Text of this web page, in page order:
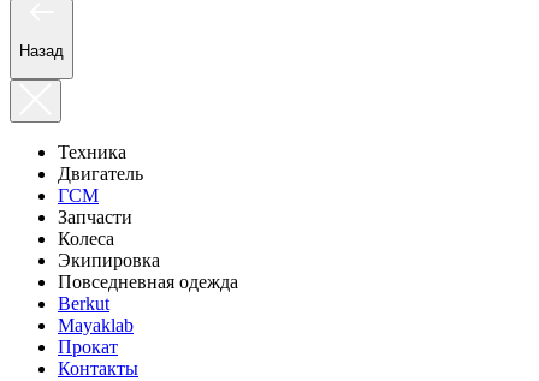
Назад
Техника
Двигатель
ГСМ
Запчасти
Колеса
Экипировка
Повседневная одежда
Berkut
Mayaklab
Прокат
Контакты